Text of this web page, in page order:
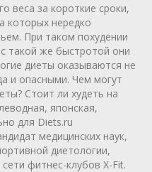
веса за короткие сроки,
которых нередко
При таком похудении
такой же быстротой они
диеты оказываются не
и опасными. Чем могут
Стоит ли худеть на
японская,
для Diets.ru
медицинских наук,
диетологии,
фитнес-клубов X-Fit.